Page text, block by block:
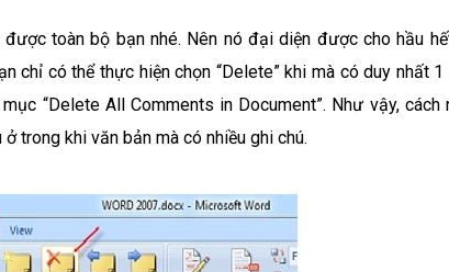
toàn bộ bạn nhé. Nên nó đại diện được cho hầu
chỉ có thể thực hiện chọn “Delete” khi mà có duy nhất 1
“Delete All Comments in Document”. Như vậy, cách
trong khi văn bản mà có nhiều ghi chú.